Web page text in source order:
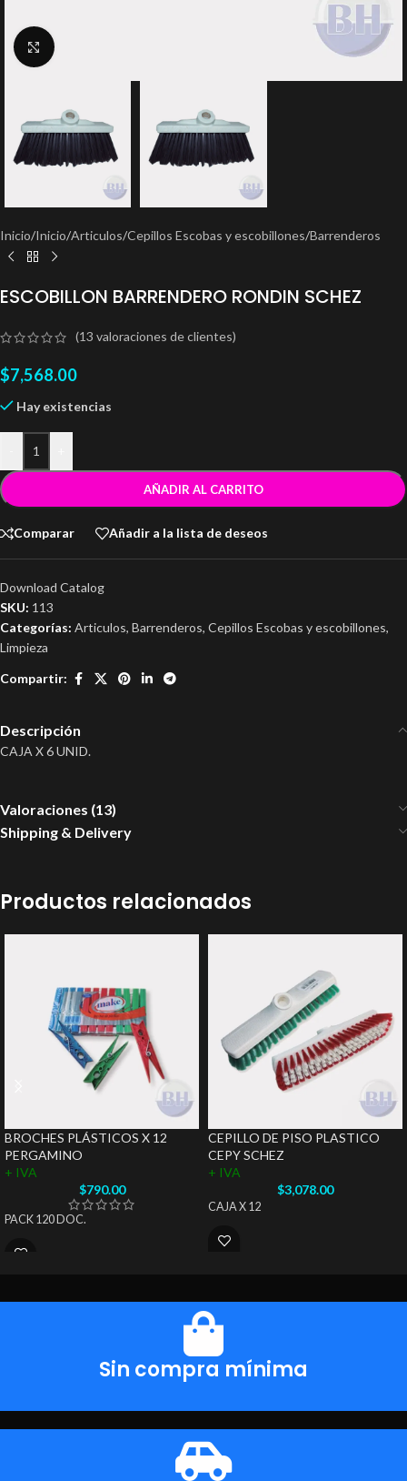
Clic para ampliar
Inicio/Inicio/Articulos/Cepillos Escobas y escobillones/Barrenderos
ESCOBILLON BARRENDERO RONDIN SCHEZ
(13 valoraciones de clientes)
$7,568.00
Hay existencias
AÑADIR AL CARRITO
Comparar Añadir a la lista de deseos
Download Catalog
SKU: 113
Categorías: Articulos, Barrenderos, Cepillos Escobas y escobillones,
Limpieza
Compartir:
Descripción
CAJA X 6 UNID.
Valoraciones (13)
Shipping & Delivery
Productos relacionados
BROCHES PLÁSTICOS X 12
PERGAMINO
+ IVA
$790.00
PACK 120 DOC.
CEPILLO DE PISO PLASTICO
CEPY SCHEZ
+ IVA
$3,078.00
CAJA X 12
Sin compra mínima